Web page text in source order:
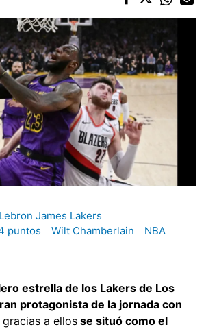
Lebron James Lakers
puntos
Wilt Chamberlain NBA
estrella de los Lakers de Los
protagonista de la jornada con
gracias a ellosse situó como el